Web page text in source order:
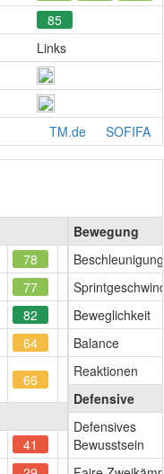
85
Links
TM.de SOFIFA
78
77
82
64
66
41
Bewegung
Beschleunigung
Beweglichkeit
Balance
Reaktionen
Defensive
Defensives
Bewusstsein